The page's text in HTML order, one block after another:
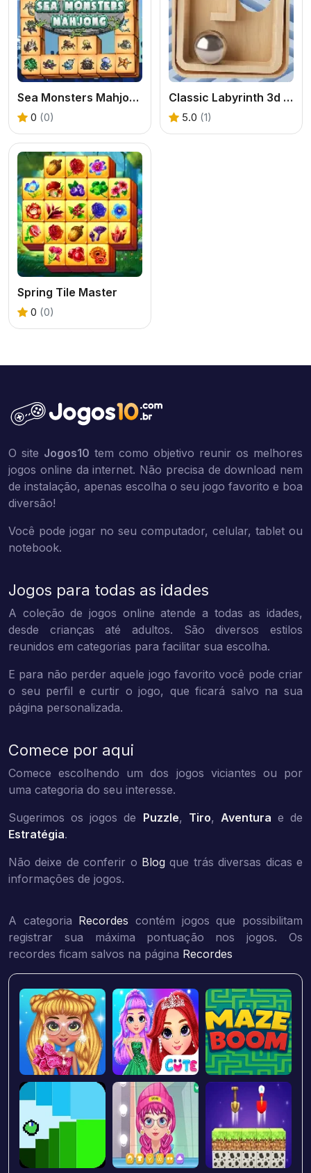
Sea Monsters Mahjong
0 (0)
Classic Labyrinth 3d Maze
5.0 (1)
Spring Tile Master
0 (0)
O site Jogos10 tem como objetivo reunir os melhores
jogos online da internet. Não precisa de download nem
de instalação, apenas escolha o seu jogo favorito e boa
diversão!
Você pode jogar no seu computador, celular, tablet ou
notebook.
Jogos para todas as idades
A coleção de jogos online atende a todas as idades,
desde crianças até adultos. São diversos estilos
reunidos em categorias para facilitar sua escolha.
E para não perder aquele jogo favorito você pode criar
o seu perfil e curtir o jogo, que ficará salvo na sua
página personalizada.
Comece por aqui
Comece escolhendo um dos jogos viciantes ou por
uma categoria do seu interesse.
Sugerimos os jogos de Puzzle, Tiro, Aventura e de
Estratégia.
Não deixe de conferir o Blog que trás diversas dicas e
informações de jogos.
A categoria Recordes contém jogos que possibilitam
registrar sua máxima pontuação nos jogos. Os
recordes ficam salvos na página Recordes